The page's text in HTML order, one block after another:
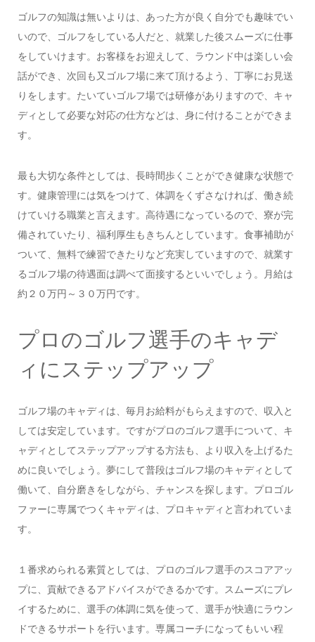
ゴルフの知識は無いよりは、あった方が良く自分でも趣味でい
いので、ゴルフをしている人だと、就業した後スムーズに仕事
をしていけます。お客様をお迎えして、ラウンド中は楽しい会
話ができ、次回も又ゴルフ場に来て頂けるよう、丁寧にお見送
りをします。たいていゴルフ場では研修がありますので、キャ
ディとして必要な対応の仕方などは、身に付けることができま
す。
最も大切な条件としては、長時間歩くことができ健康な状態で
す。健康管理には気をつけて、体調をくずさなければ、働き続
けていける職業と言えます。高待遇になっているので、寮が完
備されていたり、福利厚生もきちんとしています。食事補助が
ついて、無料で練習できたりなど充実していますので、就業す
るゴルフ場の待遇面は調べて面接するといいでしょう。月給は
約２０万円～３０万円です。
プロのゴルフ選手のキャデ
ィにステップアップ
ゴルフ場のキャディは、毎月お給料がもらえますので、収入と
しては安定しています。ですがプロのゴルフ選手について、キ
ャディとしてステップアップする方法も、より収入を上げるた
めに良いでしょう。夢にして普段はゴルフ場のキャディとして
働いて、自分磨きをしながら、チャンスを探します。プロゴル
ファーに専属でつくキャディは、プロキャディと言われていま
す。
１番求められる素質としては、プロのゴルフ選手のスコアアッ
プに、貢献できるアドバイスができるかです。スムーズにプレ
イするために、選手の体調に気を使って、選手が快適にラウン
ドできるサポートを行います。専属コーチになってもいい程